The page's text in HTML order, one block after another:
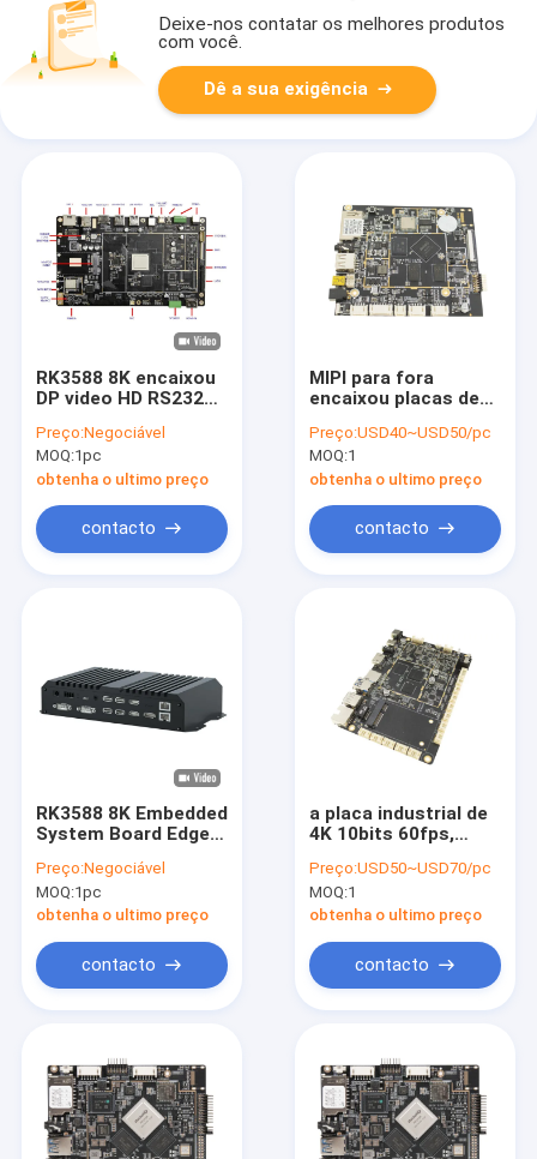
Produtos
Sobre nós
Deixe-nos contatar os melhores produtos
com você.
Dê a sua exigência
RK3588 8K encaixou
DP video HD RS232
8K AI 8G RAM Android
12
Preço:Negociável
MOQ:1pc
obtenha o ultimo preço
contacto
MIPI para fora
encaixou placas de
do androide do
núcleo A7 1080P do
quadrilátero RK3128
Preço:USD40~USD50/pc
MOQ:1
obtenha o ultimo preço
contacto
RK3588 8K Embedded
System Board Edge
HD IN Media Player
Preço:Negociável
MOQ:1pc
obtenha o ultimo preço
contacto
a placa industrial de
4K 10bits 60fps,
HDR10 HLG HDR
encaixou a placa do
desenvolvimento
Preço:USD50~USD70/pc
MOQ:1
obtenha o ultimo preço
contacto